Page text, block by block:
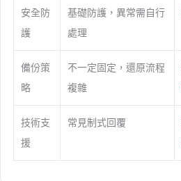
安全防
護
基礎防護，異常需自行
處理
備份策
略
不一定固定，還原流程
複雜
技術支
援
常見制式回覆